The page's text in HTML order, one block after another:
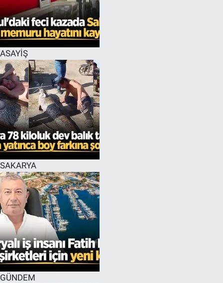
ASAYİŞ
SAKARYA
GÜNDEM
EĞİTİM
MAGAZİN
ÖZEL HABER
HALK54 PANORAMA